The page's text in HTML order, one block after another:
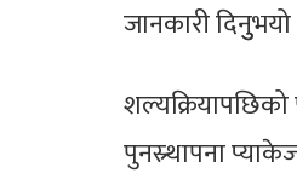
जानकारी दिनुुभयो
शल्यक्रियापछिको
पुनस्र्थापना